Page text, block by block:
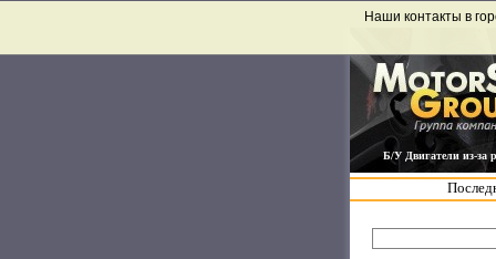
Б/У Двигатели из-за
Наши контакты в